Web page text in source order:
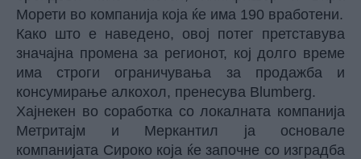
Морети во компанија која ќе има 190 вработени.
Како што е наведено, овој потег претставува
значајна промена за регионот, кој долго време
има строги ограничувања за продажба и
консумирање алкохол, пренесува Blumberg.
Хајнекен во соработка со локалната компанија
Метритајм и Меркантил ја основале
компанијата Сироко која ќе започне со изградба